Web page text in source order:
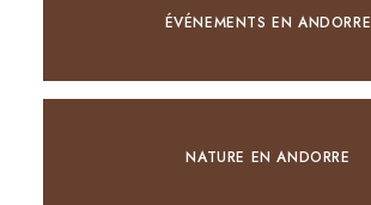
ÉVÉNEMENTS EN ANDORRE
NATURE EN ANDORRE